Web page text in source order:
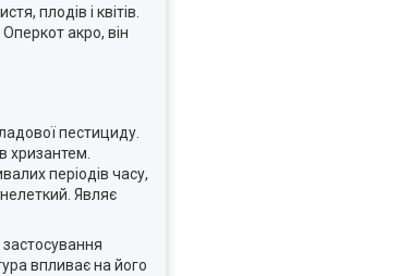
плодів і квітів.
акро, він
пестициду.
хризантем.
періодів часу,
Являє
впливає на його